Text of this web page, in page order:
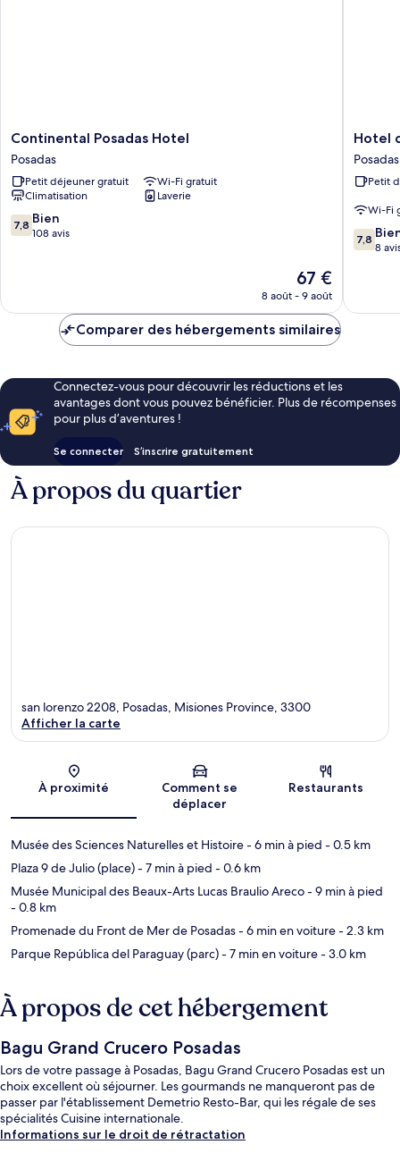
Continental
Posadas
Hotel
Posadas
Continental Posadas Hotel
Posadas
Petit déjeuner gratuit
Wi-Fi gratuit
Climatisation
Laverie
7.8
sur
7,8 Bien
108 avis
Le
nouveau
est
de
67 €
8 août - 9 août
Hotel
city
Posadas
Hotel
Posadas
Petit
Wi-Fi
7.8
sur
7,8
8
Comparer des hébergements similaires
Connectez-vous pour découvrir les réductions et les
avantages dont vous pouvez bénéficier. Plus de récompenses
pour plus d’aventures !
Se connecter S’inscrire gratuitement
À propos du quartier
Carte
san lorenzo 2208, Posadas, Misiones Province, 3300
Afficher la carte
À proximité
Comment se
déplacer
Restaurants
Musée des Sciences Naturelles et Histoire- 6 min à pied - 0.5 km
Plaza 9 de Julio (place)- 7 min à pied - 0.6 km
Musée Municipal des Beaux-Arts Lucas Braulio Areco- 9 min à pied
- 0.8 km
Promenade du Front de Mer de Posadas- 6 min en voiture- 2.3 km
Parque República del Paraguay (parc)- 7 min en voiture- 3.0 km
À propos de cet hébergement
Bagu Grand Crucero Posadas
Lors de votre passage à Posadas, Bagu Grand Crucero Posadas est un
choix excellent où séjourner. Les gourmands ne manqueront pas de
passer par l'établissement Demetrio Resto-Bar, qui les régale de ses
spécialités Cuisine internationale.
Informations sur le droit de rétractation